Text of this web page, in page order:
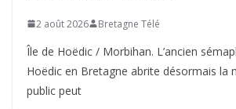
2 août 2026 Bretagne Télé
Île de Hoëdic / Morbihan. L’ancien
Hoëdic en Bretagne abrite désormais la
public peut